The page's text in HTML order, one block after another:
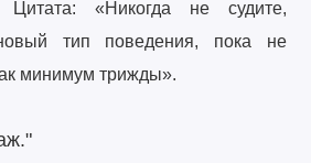
«Никогда не судите,
тип поведения, пока не
минимум трижды».